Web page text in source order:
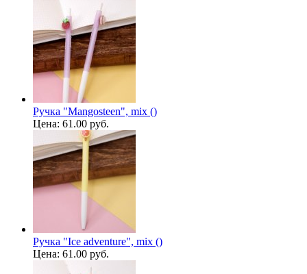
Ручка "Mangosteen", mix ()
Цена: 61.00 руб.
Ручка "Ice adventure", mix ()
Цена: 61.00 руб.